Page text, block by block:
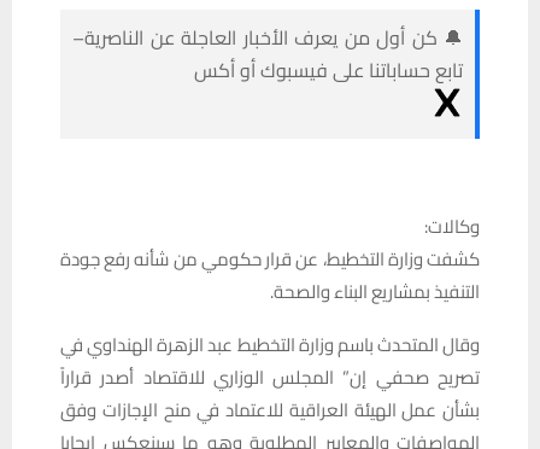
🔔 كن أول من يعرف الأخبار العاجلة عن الناصرية–
تابع حساباتنا على فيسبوك أو أكس
وكالات:
كشفت وزارة التخطيط، عن قرار حكومي من شأنه رفع جودة
التنفيذ بمشاريع البناء والصحة.
وقال المتحدث باسم وزارة التخطيط عبد الزهرة الهنداوي في
تصريح صحفي إن” المجلس الوزاري للاقتصاد أصدر قراراً
بشأن عمل الهيئة العراقية للاعتماد في منح الإجازات وفق